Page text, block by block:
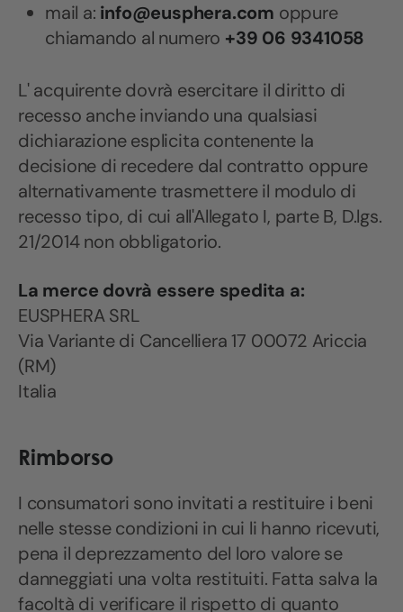
mail a: info@eusphera.com oppure
chiamando al numero +39 06 9341058
L' acquirente dovrà esercitare il diritto di
recesso anche inviando una qualsiasi
dichiarazione esplicita contenente la
decisione di recedere dal contratto oppure
alternativamente trasmettere il modulo di
recesso tipo, di cui all'Allegato I, parte B, D.lgs.
21/2014 non obbligatorio.
La merce dovrà essere spedita a:
EUSPHERA SRL
Via Variante di Cancelliera 17 00072 Ariccia
(RM)
Italia
Rimborso
I consumatori sono invitati a restituire i beni
nelle stesse condizioni in cui li hanno ricevuti,
pena il deprezzamento del loro valore se
danneggiati una volta restituiti. Fatta salva la
facoltà di verificare il rispetto di quanto